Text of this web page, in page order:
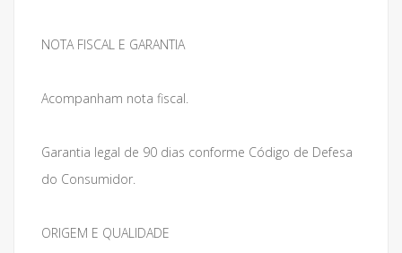
NOTA FISCAL E GARANTIA
Acompanham nota fiscal.
Garantia legal de 90 dias conforme Código de Defesa
do Consumidor.
ORIGEM E QUALIDADE